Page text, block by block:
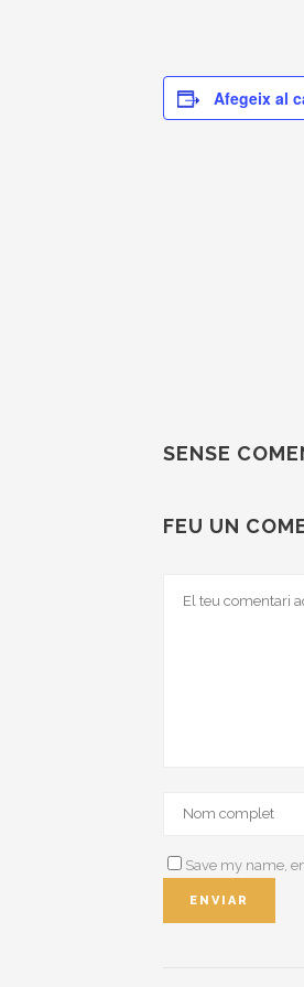
Afegeix al
SENSE
FEU UN
Save my name,